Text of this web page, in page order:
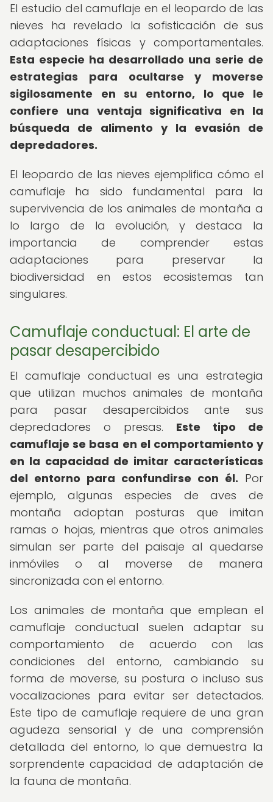
El estudio del camuflaje en el leopardo de las
nieves ha revelado la sofisticación de sus
adaptaciones físicas y comportamentales.
Esta especie ha desarrollado una serie de
estrategias para ocultarse y moverse
sigilosamente en su entorno, lo que le
confiere una ventaja significativa en la
búsqueda de alimento y la evasión de
depredadores.
El leopardo de las nieves ejemplifica cómo el
camuflaje ha sido fundamental para la
supervivencia de los animales de montaña a
lo largo de la evolución, y destaca la
importancia de comprender estas
adaptaciones para preservar la
biodiversidad en estos ecosistemas tan
singulares.
Camuflaje conductual: El arte de
pasar desapercibido
El camuflaje conductual es una estrategia
que utilizan muchos animales de montaña
para pasar desapercibidos ante sus
depredadores o presas. Este tipo de
camuflaje se basa en el comportamiento y
en la capacidad de imitar características
del entorno para confundirse con él. Por
ejemplo, algunas especies de aves de
montaña adoptan posturas que imitan
ramas o hojas, mientras que otros animales
simulan ser parte del paisaje al quedarse
inmóviles o al moverse de manera
sincronizada con el entorno.
Los animales de montaña que emplean el
camuflaje conductual suelen adaptar su
comportamiento de acuerdo con las
condiciones del entorno, cambiando su
forma de moverse, su postura o incluso sus
vocalizaciones para evitar ser detectados.
Este tipo de camuflaje requiere de una gran
agudeza sensorial y de una comprensión
detallada del entorno, lo que demuestra la
sorprendente capacidad de adaptación de
la fauna de montaña.